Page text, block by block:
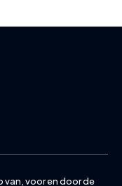
van, voor en door de